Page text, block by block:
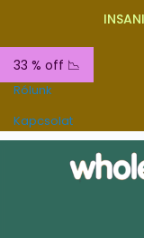
33 % off 📉
Rólunk
Kapcsolat